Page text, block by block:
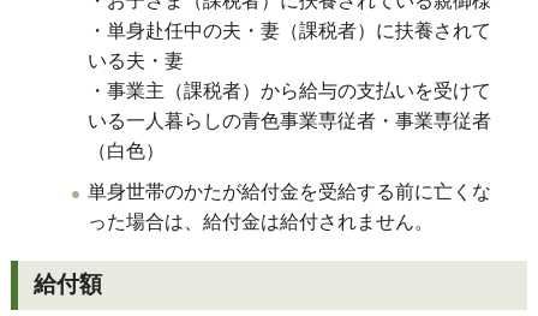
・単身赴任中の夫・妻（課税者）に扶養されて
いる夫・妻
・事業主（課税者）から給与の支払いを受けて
いる一人暮らしの青色事業専従者・事業専従者
（白色）
単身世帯のかたが給付金を受給する前に亡くな
った場合は、給付金は給付されません。
給付額